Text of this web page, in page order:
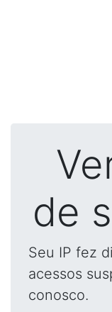
de
Seu IP fez
acessos
conosco.